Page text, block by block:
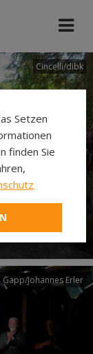
Cincelli/dibk
Johannes Erler
Setzen
finden Sie